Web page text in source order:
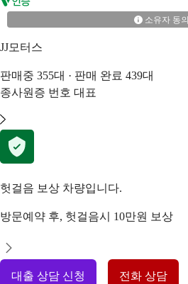
소유자 동의
JJ모터스
판매중 355대 · 판매 완료 439대
종사원증 번호 대표
헛걸음 보상 차량입니다.
방문예약 후, 헛걸음시 10만원 보상
대출 상담 신청 전화 상담